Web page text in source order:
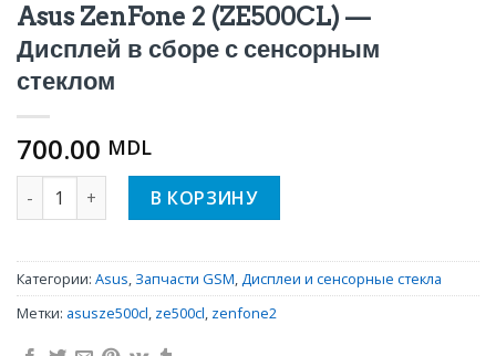
Asus ZenFone 2 (ZE500CL) —
Дисплей в сборе с сенсорным
стеклом
700.00 MDL
Количество Asus ZenFone 2 (ZE500CL) - Дисплей в сборе
В КОРЗИНУ
Категории: Asus, Запчасти GSM,Дисплеи и сенсорные стекла
Метки: asusze500cl, ze500cl, zenfone2